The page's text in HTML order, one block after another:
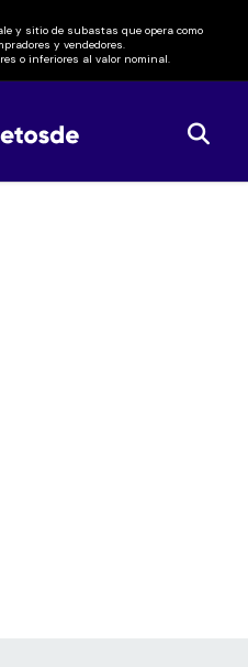
y sitio de subastas que opera como
y vendedores.
o inferiores al valor nominal.